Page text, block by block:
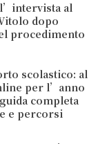
al
dopo
procedimento
scolastico: al
per l’anno
completa
e percorsi